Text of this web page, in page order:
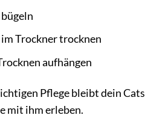
Trockner trocknen
aufhängen
Pflege bleibt dein
mit ihm erleben.